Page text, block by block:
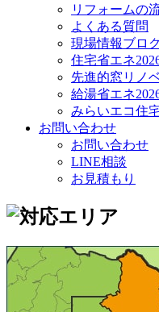
リフォームの
よくある質問
現場情報ブロ
住宅省エネ
先進的窓リノ
給湯省エネ
みらいエコ住
お問い合わせ
お問い合わせ
LINE相談
お見積もり